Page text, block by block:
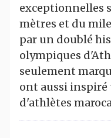
exceptionnelles
mètres et du
par un doublé
olympiques
seulement
ont aussi
d'athlètes